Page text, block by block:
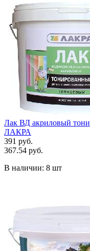
Лак ВД акриловый
ЛАКРА
391 руб.
367.54 руб.
В наличии: 8 шт